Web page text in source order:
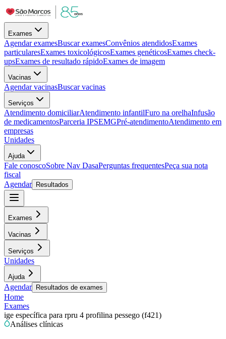
Exames
Agendar examesBuscar examesConvênios atendidosExames
particularesExames toxicológicosExames genéticosExames check-
upsExames de resultado rápidoExames de imagem
Vacinas
Agendar vacinasBuscar vacinas
Serviços
Atendimento domiciliarAtendimento infantilFuro na orelhaInfusão
de medicamentosParceria IPSEMGPré-atendimentoAtendimento em
empresas
Unidades
Ajuda
Fale conoscoSobre Nav DasaPerguntas frequentesPeça sua nota
fiscal
Agendar
Resultados
Exames
Vacinas
Serviços
Unidades
Ajuda
Agendar Resultados de exames
Home
Exames
ige específica para rpru 4 profilina pessego (f421)
Análises clínicas